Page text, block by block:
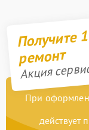
Получите
ремонт
Акция
При
действует